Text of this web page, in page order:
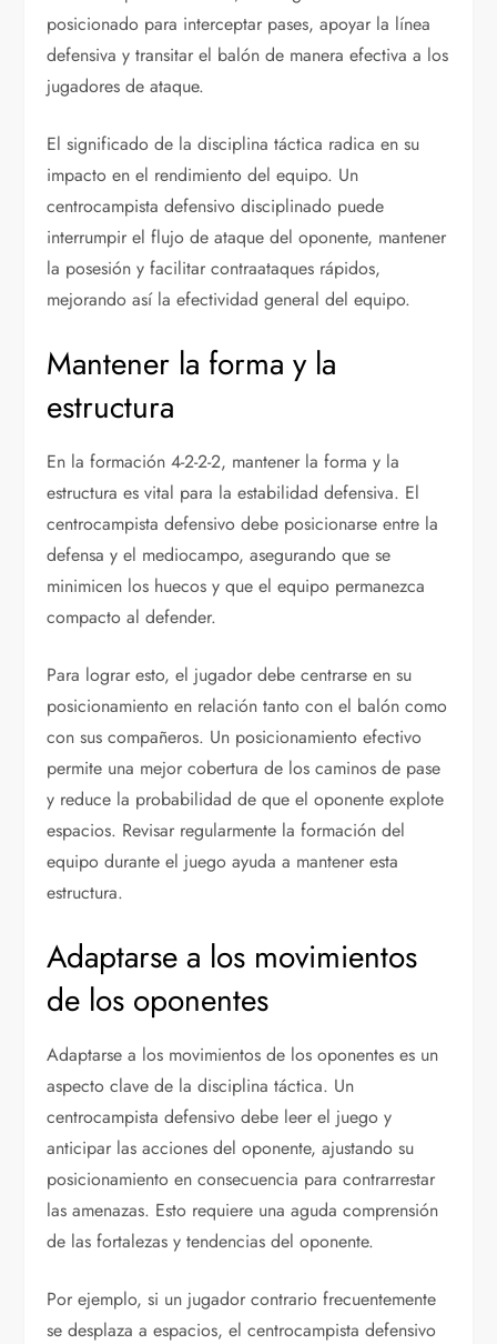
posicionado para interceptar pases, apoyar la línea
defensiva y transitar el balón de manera efectiva a los
jugadores de ataque.
El significado de la disciplina táctica radica en su
impacto en el rendimiento del equipo. Un
centrocampista defensivo disciplinado puede
interrumpir el flujo de ataque del oponente, mantener
la posesión y facilitar contraataques rápidos,
mejorando así la efectividad general del equipo.
Mantener la forma y la
estructura
En la formación 4-2-2-2, mantener la forma y la
estructura es vital para la estabilidad defensiva. El
centrocampista defensivo debe posicionarse entre la
defensa y el mediocampo, asegurando que se
minimicen los huecos y que el equipo permanezca
compacto al defender.
Para lograr esto, el jugador debe centrarse en su
posicionamiento en relación tanto con el balón como
con sus compañeros. Un posicionamiento efectivo
permite una mejor cobertura de los caminos de pase
y reduce la probabilidad de que el oponente explote
espacios. Revisar regularmente la formación del
equipo durante el juego ayuda a mantener esta
estructura.
Adaptarse a los movimientos
de los oponentes
Adaptarse a los movimientos de los oponentes es un
aspecto clave de la disciplina táctica. Un
centrocampista defensivo debe leer el juego y
anticipar las acciones del oponente, ajustando su
posicionamiento en consecuencia para contrarrestar
las amenazas. Esto requiere una aguda comprensión
de las fortalezas y tendencias del oponente.
Por ejemplo, si un jugador contrario frecuentemente
se desplaza a espacios, el centrocampista defensivo